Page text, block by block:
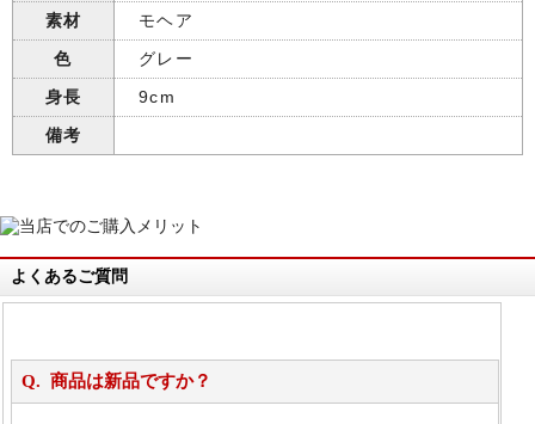
素材
モヘア
色
グレー
身長
9cm
備考
よくあるご質問
商品は新品ですか？